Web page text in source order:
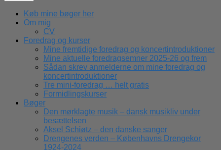
Køb mine bøger her
Om mig
CV
Foredrag og kurser
Mine fremtidige foredrag og koncertintroduktioner
Mine aktuelle foredragsemner 2025-26 og frem
Sådan skrev anmelderne om mine foredrag og
koncertintroduktioner
Tre mini-foredrag … helt gratis
Formidlingskurser
Bøger
Den mørklagte musik – dansk musikliv under
besættelsen
Aksel Schiøtz – den danske sanger
Drengenes verden – Københavns Drengekor
1924-2024